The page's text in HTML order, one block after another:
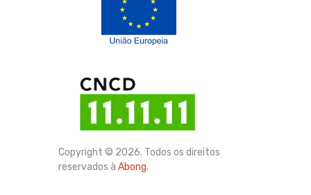
Copyright © 2026. Todos os direitos
reservados à Abong.